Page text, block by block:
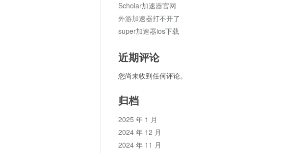
Scholar加速器官网
外游加速器打不开了
super加速器ios下载
近期评论
您尚未收到任何评论。
归档
2025 年 1 月
2024 年 12 月
2024 年 11 月